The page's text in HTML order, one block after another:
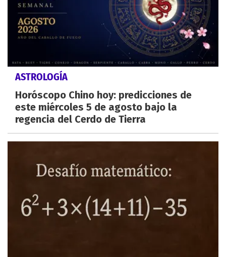
ASTROLOGÍA
Horóscopo Chino hoy: predicciones de
este miércoles 5 de agosto bajo la
regencia del Cerdo de Tierra